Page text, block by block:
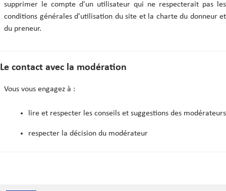
supprimer le compte d'un utilisateur qui ne respecterait pas les
conditions générales d'utilisation du site et la charte du donneur et
du preneur.
Le contact avec la modération
Vous vous engagez à :
lire et respecter les conseils et suggestions des modérateurs
respecter la décision du modérateur